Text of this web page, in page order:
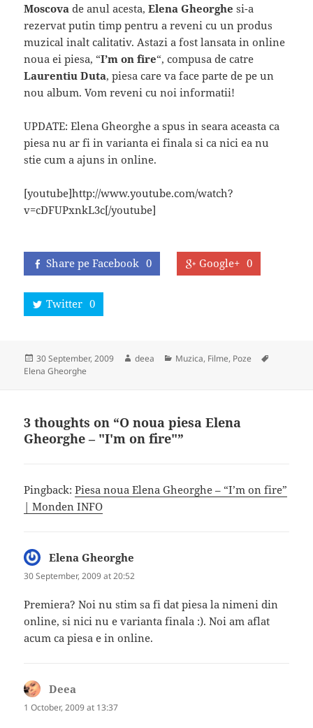
Moscovade anul acesta,Elena Gheorghesi-a
rezervat putin timp pentru a reveni cu un produs
muzical inalt calitativ. Astazi a fost lansata in online
noua ei piesa, “I’m on fire“, compusa de catre
Laurentiu Duta, piesa care va face parte de pe un
nou album. Vom reveni cu noi informatii!
UPDATE: Elena Gheorghe a spus in seara aceasta ca
piesa nu ar fi in varianta ei finala si ca nici ea nu
stie cum a ajuns in online.
[youtube]http://www.youtube.com/watch?
v=cDFUPxnkL3c[/youtube]
Share pe Facebook 0 Google+ 0
Twitter 0
Posted
on
30 September, 2009 Author
deea Categories
Muzica, Filme, Poze
Elena Gheorghe
3 thoughts on “O noua piesa Elena
Gheorghe – "I'm on fire"”
Pingback:Piesa noua Elena Gheorghe – “I’m on fire”
| Monden INFO
Elena Gheorghe
30 September, 2009 at 20:52
Premiera? Noi nu stim sa fi dat piesa la nimeni din
online, si nici nu e varianta finala :). Noi am aflat
acum ca piesa e in online.
Deea
1 October, 2009 at 13:37